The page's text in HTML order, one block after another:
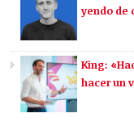
yendo de
King:
hacer un